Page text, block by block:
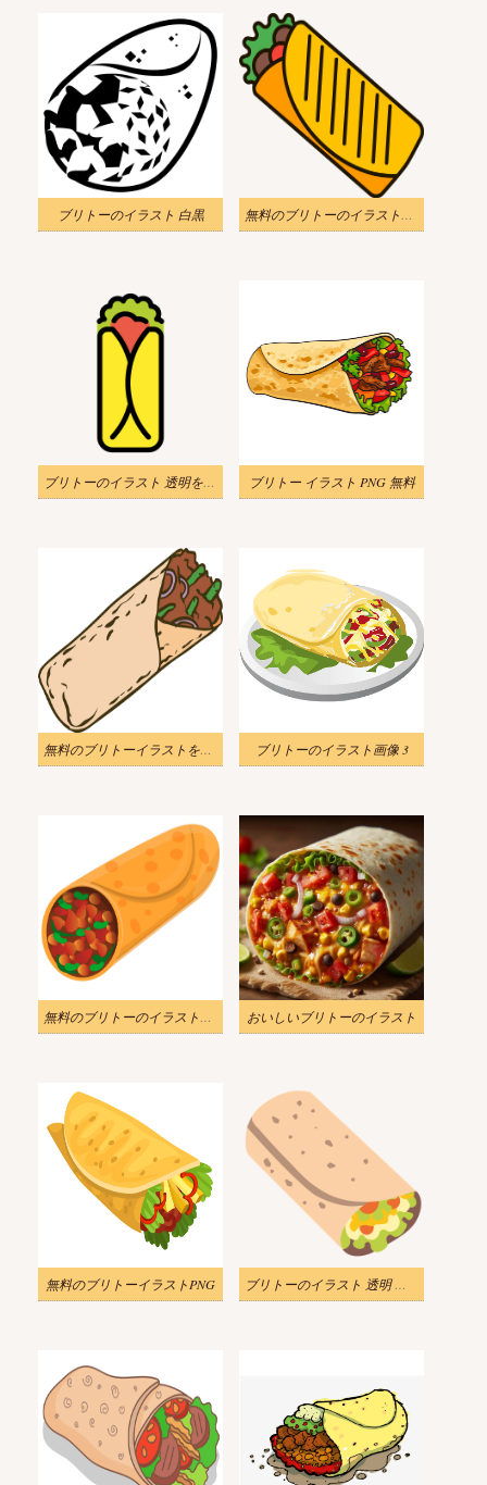
ブリトーのイラスト 白黒 無料のブリトーのイラスト透明
ブリトーのイラスト 透明をダウンロード ブリトー イラスト PNG 無料
無料のブリトーイラストをダウンロード ブリトーのイラスト画像 3
無料のブリトーのイラスト画像 3 おいしいブリトーのイラスト
無料のブリトーイラストPNG ブリトーのイラスト 透明 ダウンロード